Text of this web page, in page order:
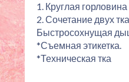
1. Круглая
2. Сочетание двух
Быстросохнущая
*Съемная этикетка.
*Техническая тка